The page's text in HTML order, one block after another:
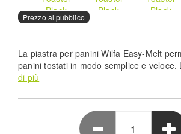
Prezzo al pubblico
La piastra per panini Wilfa Easy-Melt
panini tostati in modo semplice e veloce.
piastre a forma di conchiglia sono adatte
ottenere un sandwich di grande effetto.
antiaderenti rimovibili e con doppio
pulizia successiva un gioco da ragazzi.
di più